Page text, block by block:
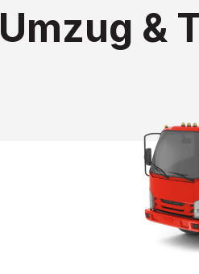
Umzug &